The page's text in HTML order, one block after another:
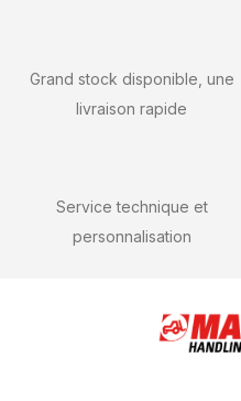
Grand stock disponible, une
livraison rapide
Service technique et
personnalisation